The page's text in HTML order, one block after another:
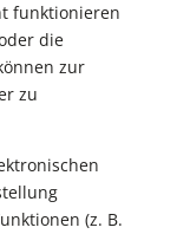
funktionieren
die
zur
zu
(z. B.